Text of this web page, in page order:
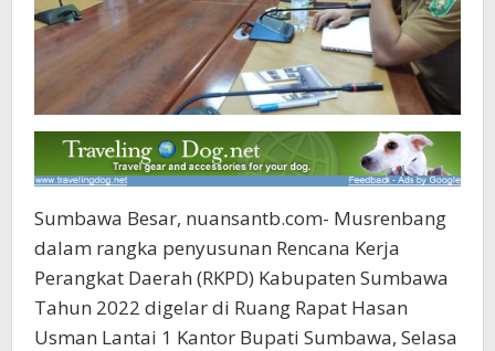
Sumbawa Besar, nuansantb.com- Musrenbang
dalam rangka penyusunan Rencana Kerja
Perangkat Daerah (RKPD) Kabupaten Sumbawa
Tahun 2022 digelar di Ruang Rapat Hasan
Usman Lantai 1 Kantor Bupati Sumbawa, Selasa